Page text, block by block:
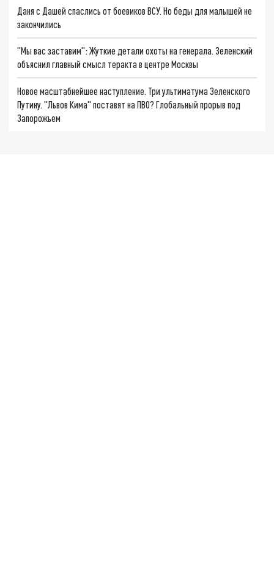
Даня с Дашей спаслись от боевиков ВСУ. Но беды для малышей не
закончились
"Мы вас заставим": Жуткие детали охоты на генерала. Зеленский
объяснил главный смысл теракта в центре Москвы
Новое масштабнейшее наступление. Три ультиматума Зеленского
Путину. "Львов Кима" поставят на ПВО? Глобальный прорыв под
Запорожьем